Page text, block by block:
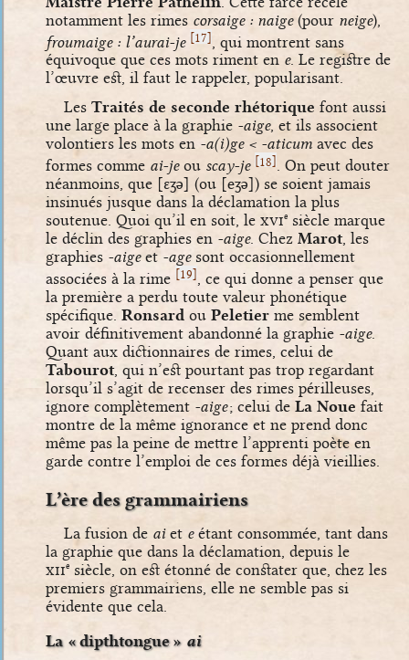
notamment les rimes corsaige : naige(pour neige),
froumaige : l’aurai-je [17]
, qui montrent sans
équivoque que ces mots riment en e. Le registre de
l’œuvre est, il faut le rappeler, popularisant.
Les Traités de seconde rhétorique font aussi
une large place à la graphie -aige, et ils associent
volontiers les mots en -a(i)ge < -aticum avec des
formes comme ai-jeou scay-je [18]. On peut douter
néanmoins, que [ɛʒə] (ou [eʒə]) se soient jamais
insinués jusque dans la déclamation la plus
soutenue. Quoi qu’il en soit, le xvie siècle marque
le déclin des graphies en -aige. Chez Marot, les
graphies -aigeet -agesont occasionnellement
associées à la rime [19], ce qui donne a penser que
la première a perdu toute valeur phonétique
spécifique. Ronsard ou Peletier me semblent
avoir définitivement abandonné la graphie -aige.
Quant aux dictionnaires de rimes, celui de
Tabourot, qui n’est pourtant pas trop regardant
lorsqu’il s’agit de recenser des rimes périlleuses,
ignore complètement -aige; celui de La Noue fait
montre de la même ignorance et ne prend donc
même pas la peine de mettre l’apprenti poète en
garde contre l’emploi de ces formes déjà vieillies.
L’ère des grammairiens
La fusion de aiet eétant consommée, tant dans
la graphie que dans la déclamation, depuis le
xiie siècle, on est étonné de constater que, chez les
premiers grammairiens, elle ne semble pas si
évidente que cela.
La « dipthtongue » ai